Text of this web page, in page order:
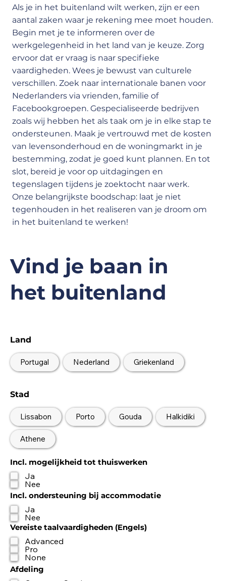
Als je in het buitenland wilt werken, zijn er een
aantal zaken waar je rekening mee moet houden.
Begin met je te informeren over de
werkgelegenheid in het land van je keuze. Zorg
ervoor dat er vraag is naar specifieke
vaardigheden. Wees je bewust van culturele
verschillen. Zoek naar internationale banen voor
Nederlanders via vrienden, familie of
Facebookgroepen. Gespecialiseerde bedrijven
zoals wij hebben het als taak om je in elke stap te
ondersteunen. Maak je vertrouwd met de kosten
van levensonderhoud en de woningmarkt in je
bestemming, zodat je goed kunt plannen. En tot
slot, bereid je voor op uitdagingen en
tegenslagen tijdens je zoektocht naar werk.
Onze belangrijkste boodschap: laat je niet
tegenhouden in het realiseren van je droom om
in het buitenland te werken!
Vind je baan in
het buitenland
Land
Portugal Nederland Griekenland
Stad
Lissabon Porto Gouda Halkidiki
Athene
Incl. mogelijkheid tot thuiswerken
Ja
Nee
Incl. ondersteuning bij accommodatie
Ja
Nee
Vereiste taalvaardigheden (Engels)
Advanced
Pro
None
Afdeling